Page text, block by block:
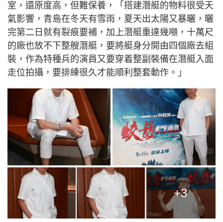
室，還原度高，但難保養，「搭建潛艇的物料很受天
氣影響，青島在冬天有雪雨，夏天出太陽又暴曬，曬
完第二日就有裂痕要補，加上潛艇重達幾噸，十萬尺
的廠也放不下整艘潛艇，要將艇身分開由四個廠去組
裝，作為特種兵的演員又要穿着整副裝備在潛艇入面
走位拍攝，要排練很久才能順利整套動作。」
+3